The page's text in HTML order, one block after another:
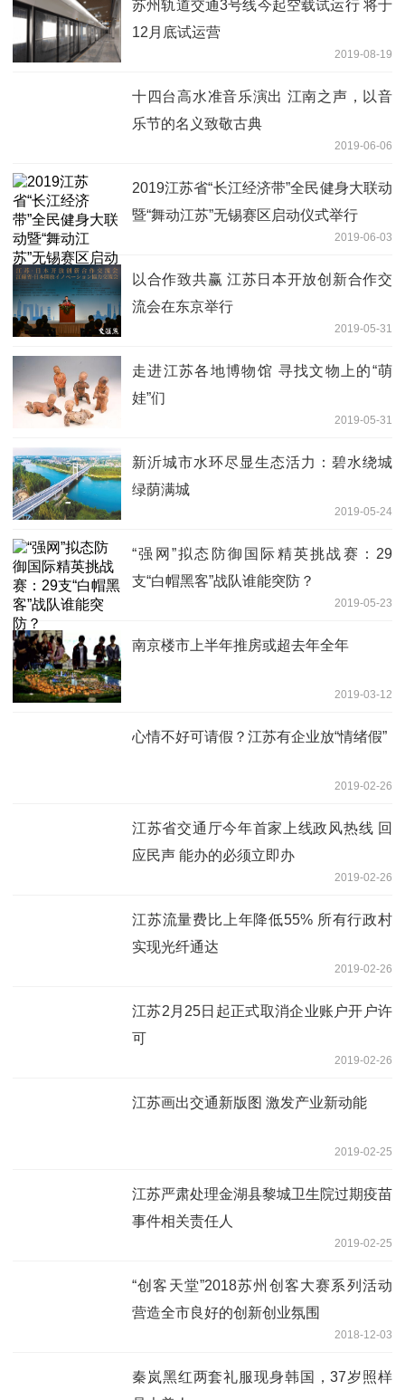
苏州轨道交通3号线今起空载试运行 将于
12月底试运营
2019-08-19
十四台高水准音乐演出 江南之声，以音
乐节的名义致敬古典
2019-06-06
2019江苏省“长江经济带”全民健身大联动
暨“舞动江苏”无锡赛区启动仪式举行
2019-06-03
以合作致共赢 江苏日本开放创新合作交
流会在东京举行
2019-05-31
走进江苏各地博物馆 寻找文物上的“萌
娃”们
2019-05-31
新沂城市水环尽显生态活力：碧水绕城
绿荫满城
2019-05-24
“强网”拟态防御国际精英挑战赛：29
支“白帽黑客”战队谁能突防？
2019-05-23
南京楼市上半年推房或超去年全年
2019-03-12
心情不好可请假？江苏有企业放“情绪假”
2019-02-26
江苏省交通厅今年首家上线政风热线 回
应民声 能办的必须立即办
2019-02-26
江苏流量费比上年降低55% 所有行政村
实现光纤通达
2019-02-26
江苏2月25日起正式取消企业账户开户许
可
2019-02-26
江苏画出交通新版图 激发产业新动能
2019-02-25
江苏严肃处理金湖县黎城卫生院过期疫苗
事件相关责任人
2019-02-25
“创客天堂”2018苏州创客大赛系列活动
营造全市良好的创新创业氛围
2018-12-03
秦岚黑红两套礼服现身韩国，37岁照样